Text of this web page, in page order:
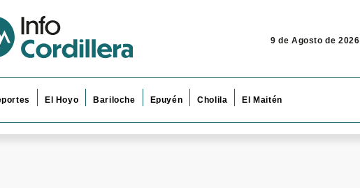
9 de Agosto de 2026
El Hoyo Bariloche Epuyén Cholila El Maitén